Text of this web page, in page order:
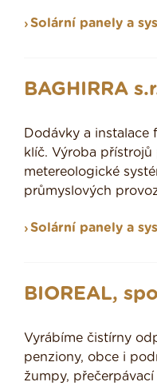
Solární panely a
BAGHIRRA
Dodávky a instalace
klíč. Výroba
metereologické
průmyslových
Solární panely a
BIOREAL,
Vyrábíme čistírny
penziony, obce i
žumpy,